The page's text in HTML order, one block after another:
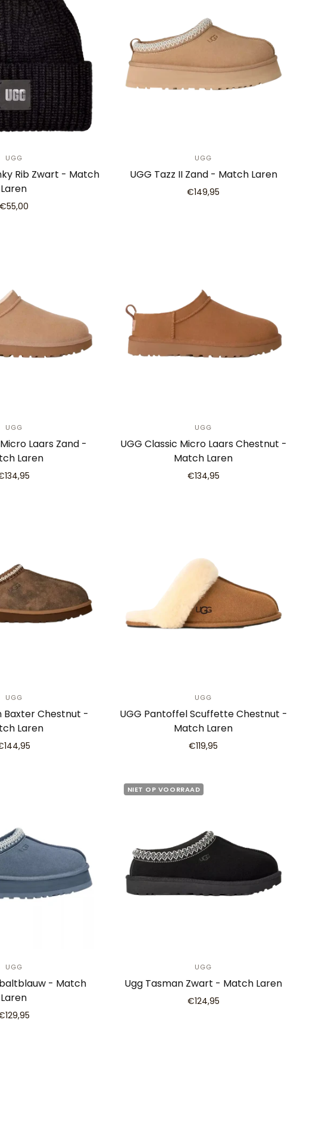
UGG
Rib Zwart - Match
Laren
€55,00
UGG
UGG Tazz II Zand - Match Laren
€149,95
UGG
Laars Zand -
Laren
UGG
UGG Classic Micro Laars Chestnut -
Match Laren
€134,95
UGG
Baxter Chestnut -
Laren
UGG
UGG Pantoffel Scuffette Chestnut -
Match Laren
€119,95
UGG
- Match
Laren
NIET OP VOORRAAD
UGG
Ugg Tasman Zwart - Match Laren
€124,95